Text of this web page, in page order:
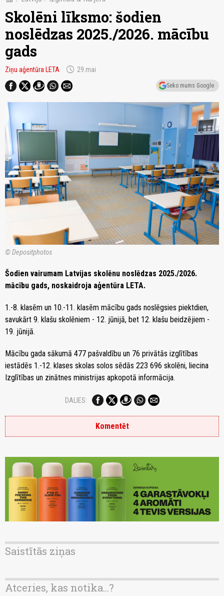
Skolēni līksmo: šodien
noslēdzas 2025./2026. mācību
gads
Ziņu aģentūra LETA schedule 29.mai
Seko mums Google
© Depositphotos
Šodien vairumam Latvijas skolēnu noslēdzas 2025./2026.
mācību gads, noskaidroja aģentūra LETA.
1.-8. klasēm un 10.-11. klasēm mācību gads noslēgsies piektdien,
savukārt 9. klašu skolēniem - 12. jūnijā, bet 12. klašu beidzējiem -
19. jūnijā.
Mācību gada sākumā 477 pašvaldību un 76 privātās izglītības
iestādēs 1.-12. klases skolas solos sēdās 223 696 skolēni, liecina
Izglītības un zinātnes ministrijas apkopotā informācija.
DALIES:
Komentēt
Saistītās ziņas
Atceries, kas notika...?